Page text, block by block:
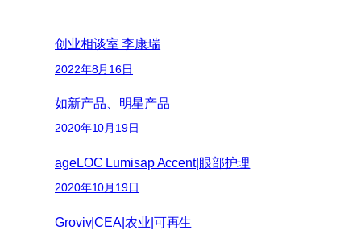
创业相谈室 李康瑞
2022年8月16日
如新产品、明星产品
2020年10月19日
ageLOC Lumisap Accent|眼部护理
2020年10月19日
Groviv|CEA|农业|可再生